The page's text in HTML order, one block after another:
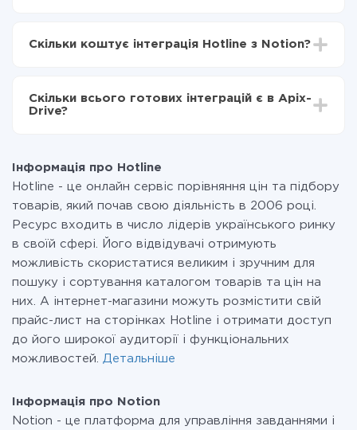
Hotline в Notion
становити від 5-ти до 30-хвилин. У середньому
Скільки коштує інтеграція Hotline з Notion?
Ви оплачуєте лише кількість даних, які за фактом
передаються з однієї вашої системи в іншу через
при необхідності. Детальніше про
Скільки всього готових інтеграцій є в Apix-
Drive?
Інформація про Hotline
Hotline - це онлайн сервіс порівняння цін та підбору
товарів, який почав свою діяльність в 2006 році.
Ресурс входить в число лідерів українського ринку
в своїй сфері. Його відвідувачі отримують
можливість скористатися великим і зручним для
пошуку і сортування каталогом товарів та цін на
них. А інтернет-магазини можуть розмістити свій
прайс-лист на сторінках Hotline і отримати доступ
до його широкої аудиторії і функціональних
можливостей. Детальніше
Інформація про Notion
Notion - це платформа для управління завданнями і